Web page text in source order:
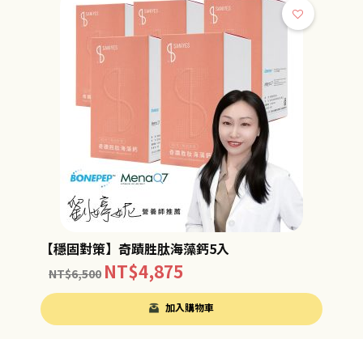
【穩固對策】奇蹟胜肽海藻鈣5入
NT$6,500 NT$4,875
加入購物車